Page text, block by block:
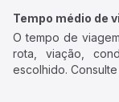
Tempo médio de
O tempo de
rota, viação,
escolhido.